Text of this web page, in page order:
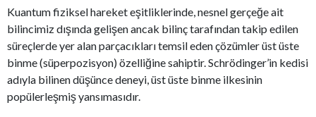
Kuantum fiziksel hareket eşitliklerinde, nesnel gerçeğe ait
bilincimiz dışında gelişen ancak bilinç tarafından takip edilen
süreçlerde yer alan parçacıkları temsil eden çözümler üst üste
binme (süperpozisyon) özelliğine sahiptir. Schrödinger’in kedisi
adıyla bilinen düşünce deneyi, üst üste binme ilkesinin
popülerleşmiş yansımasıdır.